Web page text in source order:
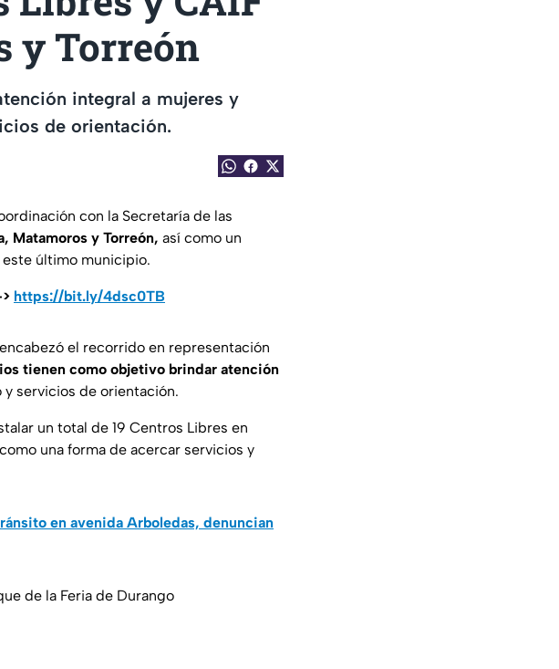
y Torreón
integral a mujeres y
de orientación.
con la Secretaría de las
Matamoros y Torreón, así como un
último municipio.
https://bit.ly/4dsc0TB
el recorrido en representación
tienen como objetivo brindar atención
servicios de orientación.
un total de 19 Centros Libres en
una forma de acercar servicios y
en avenida Arboledas, denuncian
de la Feria de Durango